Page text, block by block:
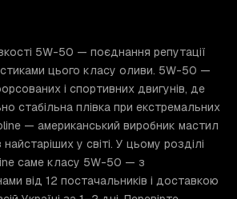
5W-50 — поєднання репутації
цього класу оливи. 5W-50 —
і спортивних двигунів, де
стабільна плівка при екстремальних
— американський виробник мастил
у світі. У цьому розділі
саме класу 5W-50 — з
від 12 постачальників і доставкою